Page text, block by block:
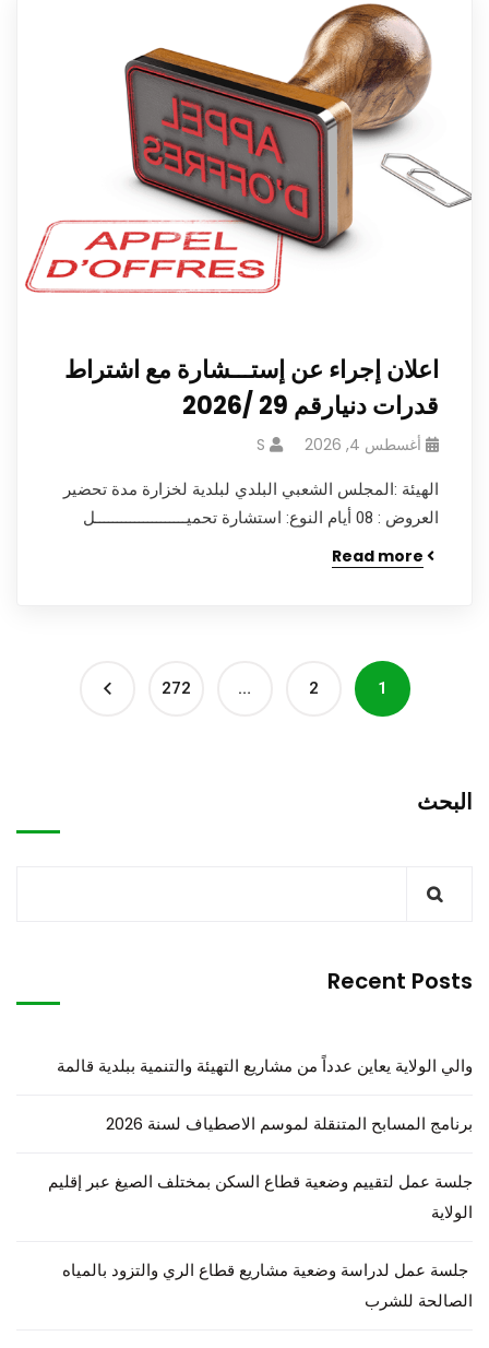
اعلان إجراء عن إستـــشارة مع اشتراط
قدرات دنيارقم 29 /2026
أغسطس 4, 2026 S
الهيئة :المجلس الشعبي البلدي لبلدية لخزارة مدة تحضير
العروض : 08 أيام النوع: استشارة تحميـــــــــــــــــــــل
Read more
1
2
…
272
البحث
Recent Posts
والي الولاية يعاين عدداً من مشاريع التهيئة والتنمية ببلدية قالمة
برنامج المسابح المتنقلة لموسم الاصطياف لسنة 2026
جلسة عمل لتقييم وضعية قطاع السكن بمختلف الصيغ عبر إقليم
الولاية
جلسة عمل لدراسة وضعية مشاريع قطاع الري والتزود بالمياه
الصالحة للشرب